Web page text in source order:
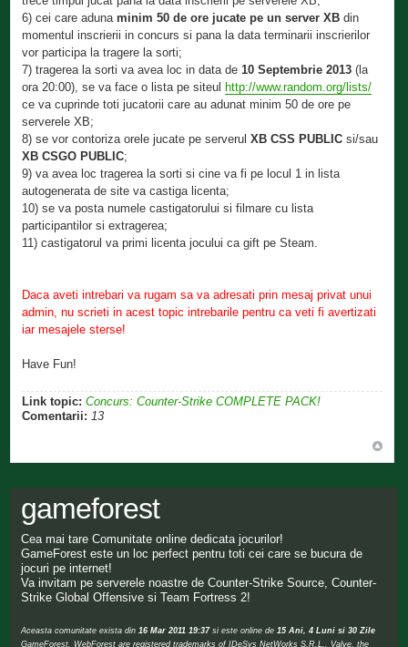
6) cei care adunaminim 50 de ore jucate pe un server XB din
momentul inscrierii in concurs si pana la data terminarii inscrierilor
vor participa la tragere la sorti;
7) tragerea la sorti va avea loc in data de 10 Septembrie 2013 (la
ora 20:00), se va face o lista pe siteulhttp://www.random.org/lists/
ce va cuprinde toti jucatorii care au adunat minim 50 de ore pe
serverele XB;
8) se vor contoriza orele jucate pe serverulXB CSS PUBLIC si/sau
XB CSGO PUBLIC;
9) va avea loc tragerea la sorti si cine va fi pe locul 1 in lista
autogenerata de site va castiga licenta;
10) se va posta numele castigatorului si filmare cu lista
participantilor si extragerea;
11) castigatorul va primi licenta jocului ca gift pe Steam.
Daca aveti intrebari va rugam sa va adresati prin mesaj privat unui
admin, nu scrieti in acest topic intrebarile pentru ca veti fi avertizati
iar mesajele sterse!
Have Fun!
Link topic: Concurs: Counter-Strike COMPLETE PACK!
Comentarii: 13
gameforest
Cea mai tare Comunitate online dedicata jocurilor!
GameForest este un loc perfect pentru toti cei care se bucura de
jocuri pe internet!
Va invitam pe serverele noastre de Counter-Strike Source, Counter-
Strike Global Offensive si Team Fortress 2!
Aceasta comunitate exista din16 Mar 2011 19:37si este online de15 Ani, 4 Luni si 30 Zile
GameForest, WebForest are registered trademarks of IDeSys NetWorks S.R.L., Valve, the